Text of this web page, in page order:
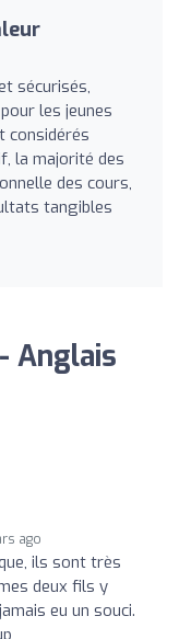
sécurisés,
les jeunes
considérés
la majorité des
des cours,
tangibles
Anglais
ago
ils sont très
deux fils y
eu un souci.